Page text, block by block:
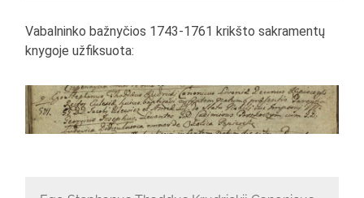
Vabalninko bažnyčios 1743-1761 krikšto sakramentų
knygoje užfiksuota: